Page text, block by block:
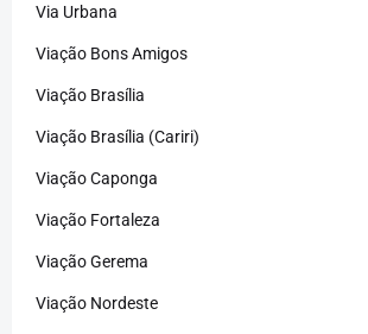
Via Urbana
Viação Bons Amigos
Viação Brasília
Viação Brasília (Cariri)
Viação Caponga
Viação Fortaleza
Viação Gerema
Viação Nordeste